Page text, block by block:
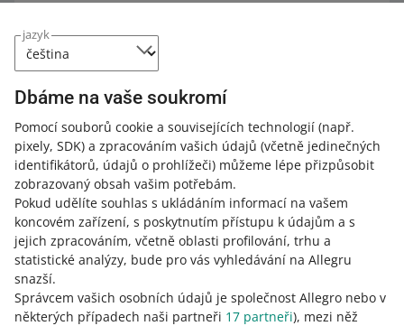
jazyk
Dbáme na vaše soukromí
Pomocí souborů cookie a souvisejících technologií (např.
pixely, SDK) a zpracováním vašich údajů (včetně jedinečných
identifikátorů, údajů o prohlížeči) můžeme lépe přizpůsobit
zobrazovaný obsah vašim potřebám.
Pokud udělíte souhlas s ukládáním informací na vašem
koncovém zařízení, s poskytnutím přístupu k údajům a s
jejich zpracováním, včetně oblasti profilování, trhu a
statistické analýzy, bude pro vás vyhledávání na Allegru
snazší.
Správcem vašich osobních údajů je společnost Allegro nebo v
některých případech naši partneři 17 partneři), mezi něž
Výše uvedené soubory jsme umístili
na datovém nosiči. Tím zaručíme, že
zůstanou v nezměněné podobě po
dobu 10 let. Soubory si můžete
prohlédnout nastránce poskytovatele
této služby(stránka je k dispozici v
angličtině).
Jak hodnotíte tyto změny?
0 - Zklamání
10 - Skvělé